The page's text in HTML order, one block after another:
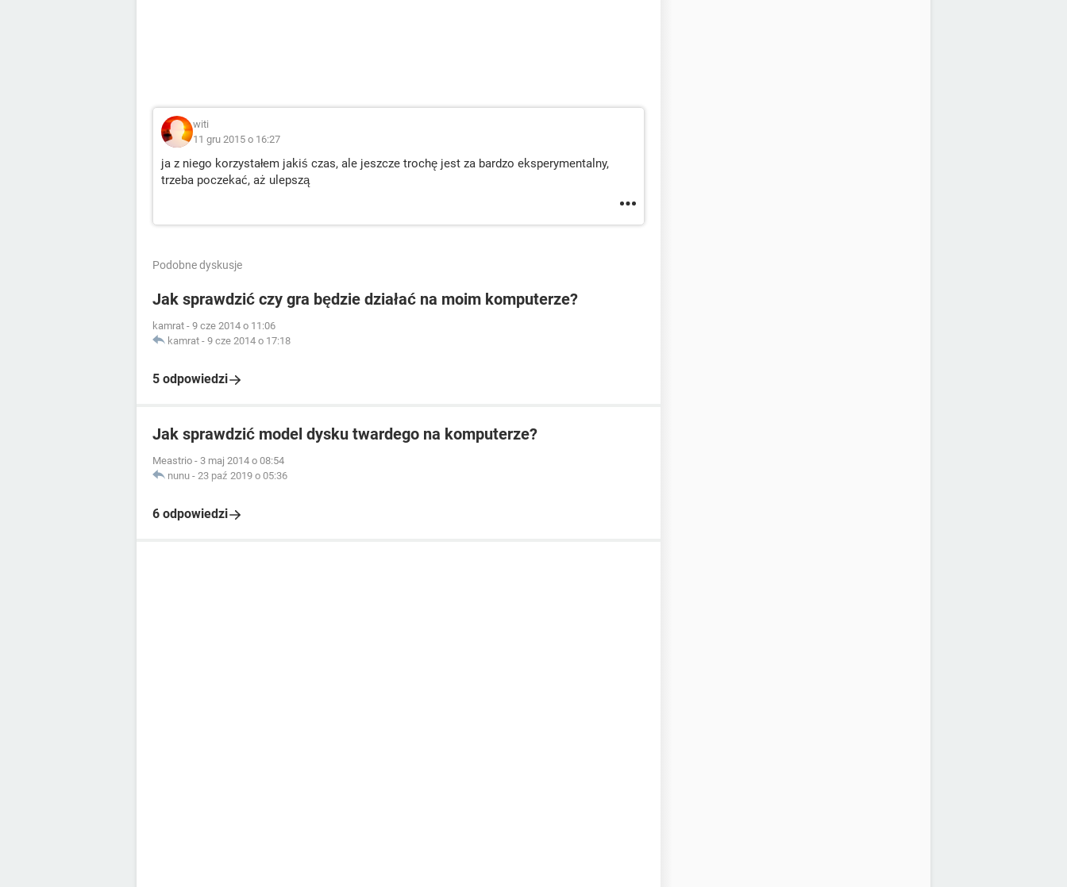
witi
11 gru 2015 o 16:27
ja z niego korzystałem jakiś czas, ale jeszcze trochę jest za bardzo eksperymentalny,
trzeba poczekać, aż ulepszą
Podobne dyskusje
Jak sprawdzić czy gra będzie działać na moim komputerze?
kamrat - 9 cze 2014 o 11:06
kamrat - 9 cze 2014 o 17:18
5 odpowiedzi
Jak sprawdzić model dysku twardego na komputerze?
Meastrio - 3 maj 2014 o 08:54
nunu - 23 paź 2019 o 05:36
6 odpowiedzi